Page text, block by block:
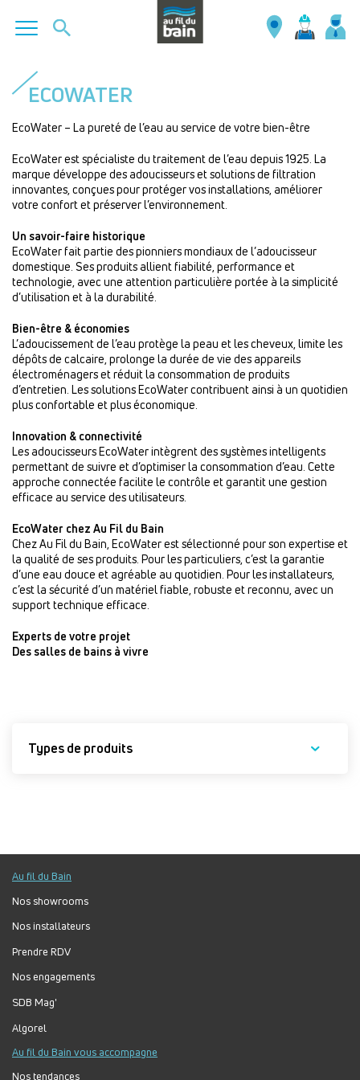
contenu
principal
ECOWATER
EcoWater – La pureté de l’eau au service de votre bien-être
EcoWater est spécialiste du traitement de l’eau depuis 1925. La
marque développe des adoucisseurs et solutions de filtration
innovantes, conçues pour protéger vos installations, améliorer
votre confort et préserver l’environnement.
Un savoir-faire historique
EcoWater fait partie des pionniers mondiaux de l’adoucisseur
domestique. Ses produits allient fiabilité, performance et
technologie, avec une attention particulière portée à la simplicité
d’utilisation et à la durabilité.
Bien-être & économies
L’adoucissement de l’eau protège la peau et les cheveux, limite les
dépôts de calcaire, prolonge la durée de vie des appareils
électroménagers et réduit la consommation de produits
d’entretien. Les solutions EcoWater contribuent ainsi à un quotidien
plus confortable et plus économique.
Innovation & connectivité
Les adoucisseurs EcoWater intègrent des systèmes intelligents
permettant de suivre et d’optimiser la consommation d’eau. Cette
approche connectée facilite le contrôle et garantit une gestion
efficace au service des utilisateurs.
EcoWater chez Au Fil du Bain
Chez Au Fil du Bain, EcoWater est sélectionné pour son expertise et
la qualité de ses produits. Pour les particuliers, c’est la garantie
d’une eau douce et agréable au quotidien. Pour les installateurs,
c’est la sécurité d’un matériel fiable, robuste et reconnu, avec un
support technique efficace.
Experts de votre projet
Des salles de bains à vivre
Types de produits
Au fil du Bain
Nos showrooms
Nos installateurs
Prendre RDV
Nos engagements
SDB Mag'
Algorel
Au fil du Bain vous accompagne
Nos tendances